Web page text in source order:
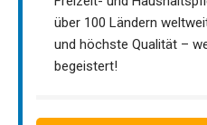
über 100 Ländern
und höchste Qualität –
begeistert!